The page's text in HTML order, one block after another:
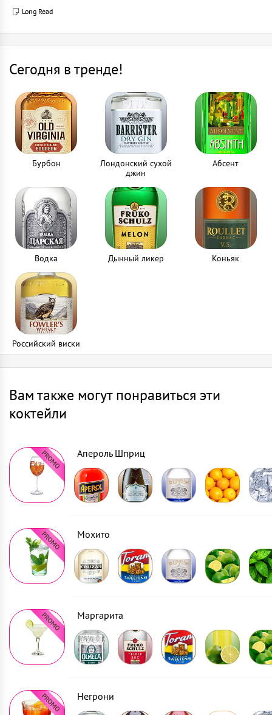
Long Read
Сегодня в тренде!
Бурбон
Лондонский сухой
джин
Абсент
Водка Дынный ликер Коньяк
Российский виски
Вам также могут понравиться эти
коктейли
Апероль Шприц
Мохито
Маргарита
Негрони